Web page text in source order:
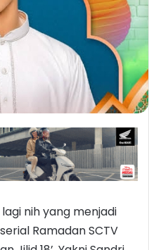
lagi nih yang menjadi
Ramadan SCTV